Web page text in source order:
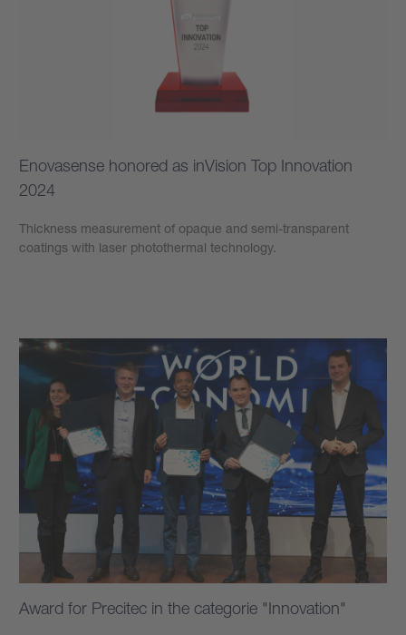
Enovasense honored as inVision Top Innovation
2024
Thickness measurement of opaque and semi-transparent
coatings with laser photothermal technology.
Award for Precitec in the categorie "Innovation"